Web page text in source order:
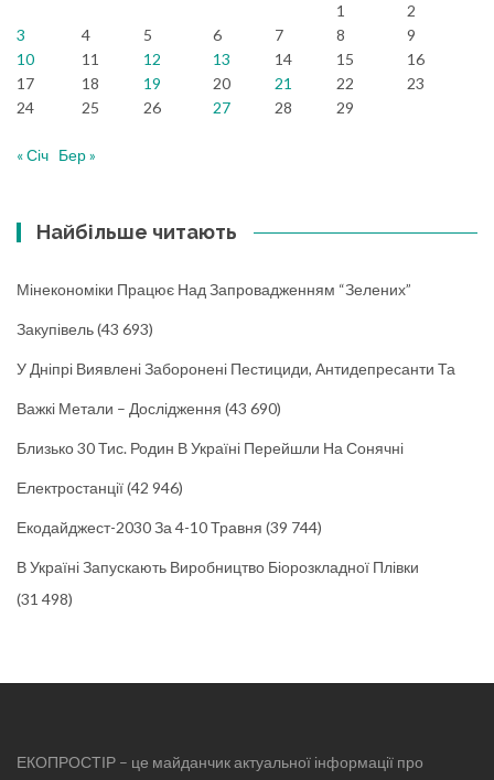
1
2
3
4 5 6 7 8
9
10
11 12 13 14 15
16
17
18 19 20 21 22
23
24
25 26 27 28 29
« Січ Бер »
Найбільше читають
Мінекономіки Працює Над Запровадженням “зелених”
Закупівель(43 693)
У Дніпрі Виявлені Заборонені Пестициди, Антидепресанти Та
Важкі Метали – Дослідження (43 690)
Близько 30 Тис. Родин В Україні Перейшли На Сонячні
Електростанції(42 946)
Екодайджест-2030 За 4-10 Травня (39 744)
В Україні Запускають Виробництво Біорозкладної Плівки
(31 498)
ЕКОПРОСТІР – це майданчик актуальної інформації про